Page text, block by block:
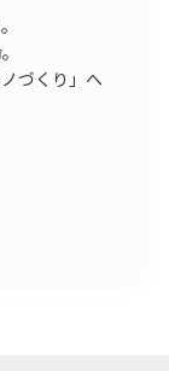
づくり 」へ